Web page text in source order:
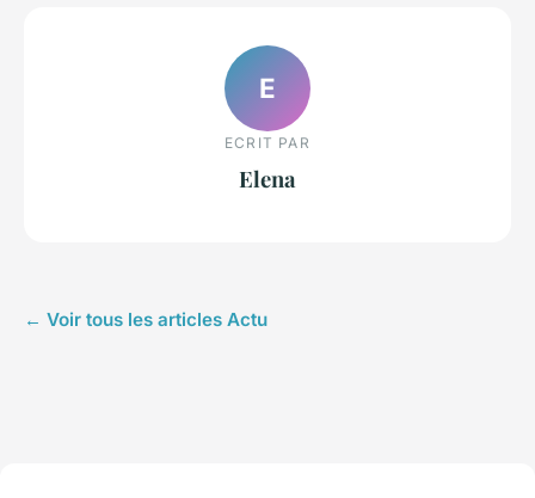
E
ECRIT PAR
Elena
← Voir tous les articles Actu